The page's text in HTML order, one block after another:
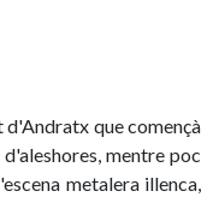
que començà
mentre poc
metalera illenca,